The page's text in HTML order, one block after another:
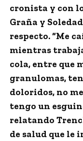
cronista y con
Graña y
respecto.“Me
mientras
cola, entre que
granulomas,
doloridos, no
tengo un
relatando
de salud que le